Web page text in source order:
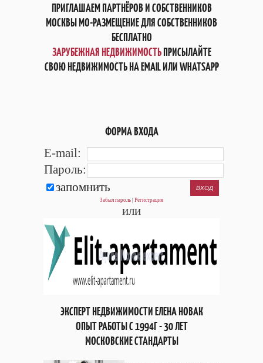
ПРИГЛАШАЕМ ПАРТНЁРОВ И СОБСТВЕННИКОВ
МОСКВЫ МО-РАЗМЕЩЕНИЕ ДЛЯ СОБСТВЕННИКОВ
БЕСПЛАТНО
ЗАРУБЕЖНАЯ НЕДВИЖИМОСТЬПРИСЫЛАЙТЕ
СВОЮ НЕДВИЖИМОСТЬ НА EMAIL ИЛИ WHATSAPP
ФОРМА ВХОДА
E-mail:
Пароль:
запомнить
Забыл пароль Регистрация
или
ЭКСПЕРТ НЕДВИЖИМОСТИ ЕЛЕНА НОВАК
ОПЫТ РАБОТЫ С 1994Г - 30 ЛЕТ
МОСКОВСКИЕ СТАНДАРТЫ